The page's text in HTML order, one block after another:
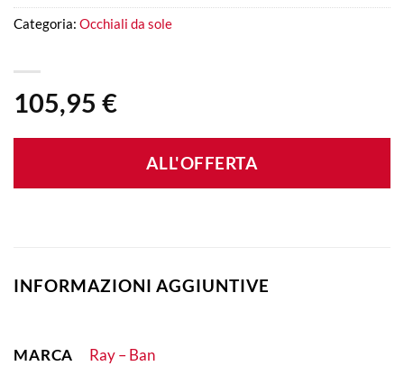
105,95 €
ALL'OFFERTA
Categoria: Occhiali da sole
INFORMAZIONI AGGIUNTIVE
MARCA Ray – Ban